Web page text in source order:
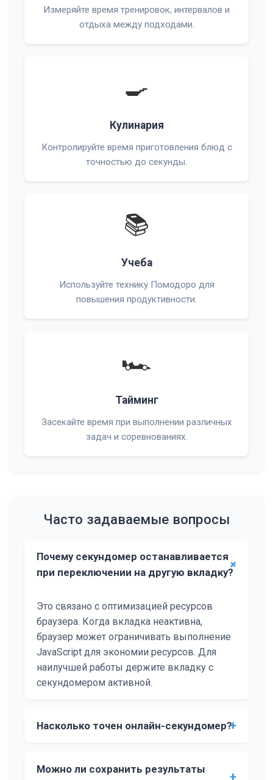
Измеряйте время тренировок, интервалов и
отдыха между подходами.
🍳
Кулинария
Контролируйте время приготовления блюд с
точностью до секунды.
📚
Учеба
Используйте технику Помодоро для
повышения продуктивности.
🏎️
Тайминг
Засекайте время при выполнении различных
задач и соревнованиях.
Часто задаваемые вопросы
Почему секундомер останавливается
при переключении на другую вкладку?
Это связано с оптимизацией ресурсов
браузера. Когда вкладка неактивна,
браузер может ограничивать выполнение
JavaScript для экономии ресурсов. Для
наилучшей работы держите вкладку с
секундомером активной.
Насколько точен онлайн-секундомер?
повседневного использования с погрешностью
Можно ли сохранить результаты